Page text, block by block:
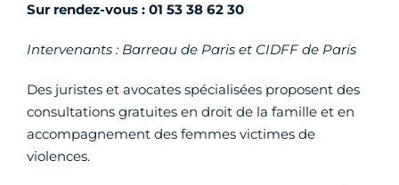
Sur rendez-vous : 01 53 38 62 30
Intervenants : Barreau de Paris et CIDFF de Paris
Des juristes et avocates spécialisées proposent des
consultations gratuites en droit de la famille et en
accompagnement des femmes victimes de
violences.